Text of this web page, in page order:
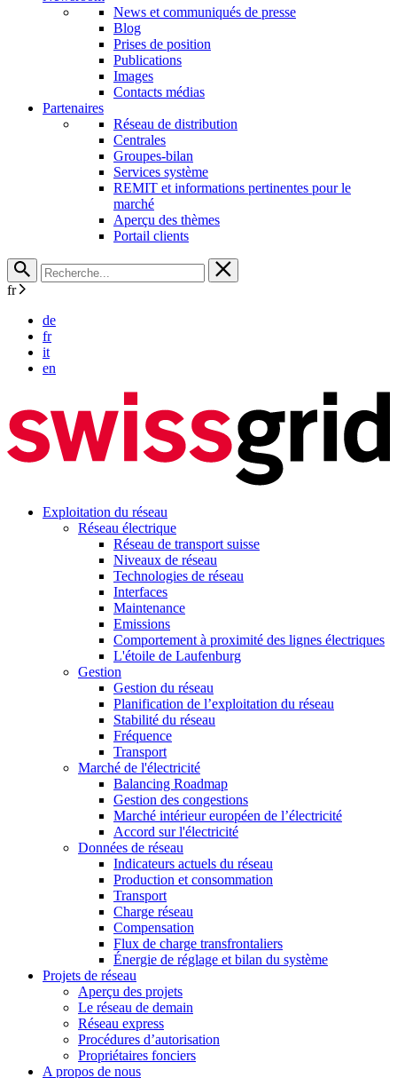
News et communiqués de presse
Blog
Prises de position
Publications
Images
Contacts médias
Partenaires
Réseau de distribution
Centrales
Groupes-bilan
Services système
REMIT et informations pertinentes pour le
marché
Aperçu des thèmes
Portail clients
fr
de
fr
it
en
Exploitation du réseau
Réseau électrique
Réseau de transport suisse
Niveaux de réseau
Technologies de réseau
Interfaces
Maintenance
Emissions
Comportement à proximité des lignes électriques
L'étoile de Laufenburg
Gestion
Gestion du réseau
Planification de l’exploitation du réseau
Stabilité du réseau
Fréquence
Transport
Marché de l'électricité
Balancing Roadmap
Gestion des congestions
Marché intérieur européen de l’électricité
Accord sur l'électricité
Données de réseau
Indicateurs actuels du réseau
Production et consommation
Transport
Charge réseau
Compensation
Flux de charge transfrontaliers
Énergie de réglage et bilan du système
Projets de réseau
Aperçu des projets
Le réseau de demain
Réseau express
Procédures d’autorisation
Propriétaires fonciers
A propos de nous